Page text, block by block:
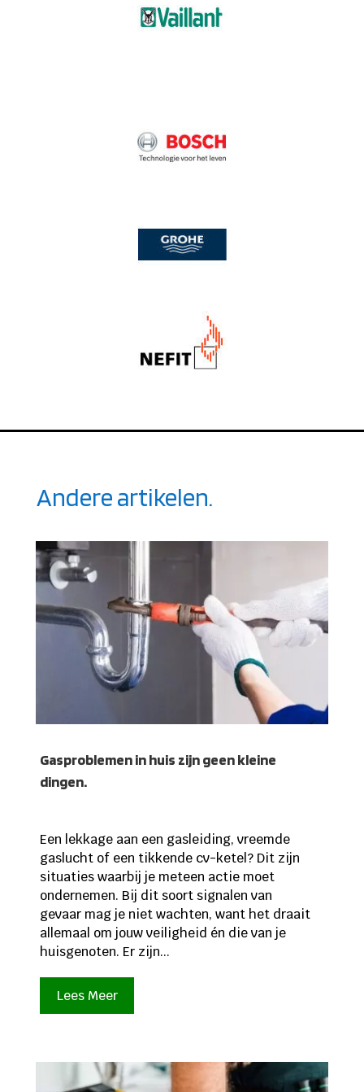
Andere artikelen.
Gasproblemen in huis zijn geen kleine
dingen.
Een lekkage aan een gasleiding, vreemde
gaslucht of een tikkende cv-ketel? Dit zijn
situaties waarbij je meteen actie moet
ondernemen. Bij dit soort signalen van
gevaar mag je niet wachten, want het draait
allemaal om jouw veiligheid én die van je
huisgenoten. Er zijn...
Lees Meer